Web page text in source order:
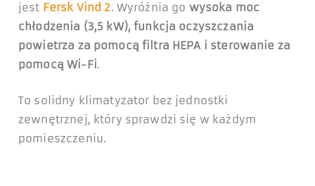
jest Fersk Vind 2. Wyróżnia go wysoka moc
chłodzenia (3,5 kW), funkcja oczyszczania
powietrza za pomocą filtra HEPA i sterowanie za
pomocą Wi-Fi.
To solidny klimatyzator bez jednostki
zewnętrznej, który sprawdzi się w każdym
pomieszczeniu.